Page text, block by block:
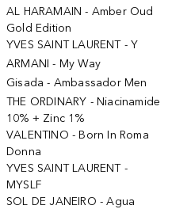
AL HARAMAIN - Amber Oud
Gold Edition
YVES SAINT LAURENT - Y
ARMANI - My Way
Gisada - Ambassador Men
THE ORDINARY - Niacinamide
10% + Zinc 1%
VALENTINO - Born In Roma
Donna
YVES SAINT LAURENT -
MYSLF
SOL DE JANEIRO - Agua